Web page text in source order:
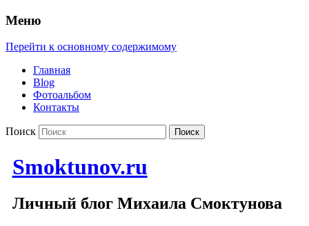
Меню
Перейти к основному содержимому
Главная
Blog
Фотоальбом
Контакты
Поиск
Smoktunov.ru
Личный блог Михаила Смоктунова